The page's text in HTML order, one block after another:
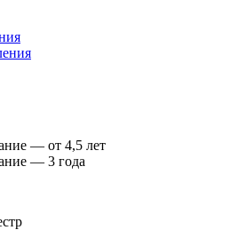
— от 4,5 лет
— 3 года